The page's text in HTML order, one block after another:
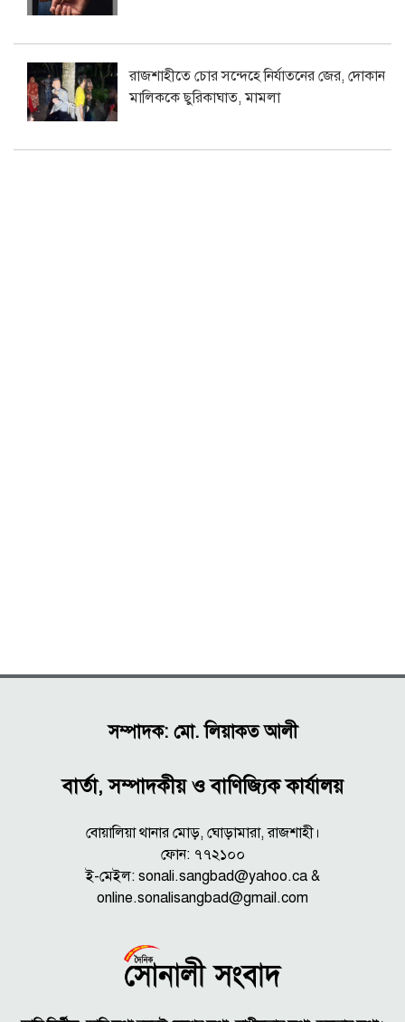
রাজশাহীতে চোর সন্দেহে নির্যাতনের জের, দোকান
মালিককে ছুরিকাঘাত, মামলা
সম্পাদক: মো. লিয়াকত আলী
বার্তা, সম্পাদকীয় ও বাণিজ্যিক কার্যালয়
বোয়ালিয়া থানার মোড়, ঘোড়ামারা, রাজশাহী।
ফোন: ৭৭২১০০
ই-মেইল: sonali.sangbad@yahoo.ca &
online.sonalisangbad@gmail.com